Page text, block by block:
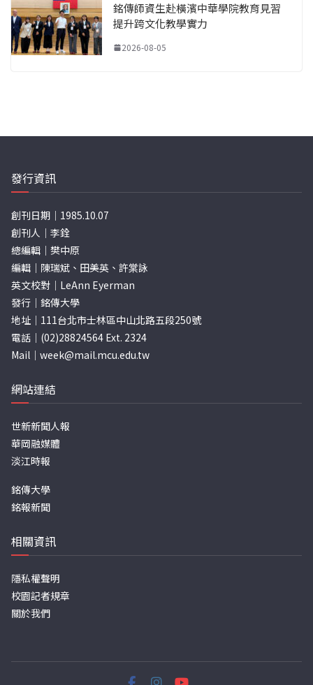
銘傳師資生赴橫濱中華學院教育見習
提升跨文化教學實力
2026-08-05
發行資訊
創刊日期｜1985.10.07
創刊人｜李銓
總編輯｜樊中原
編輯｜陳瑞斌、田美英、許棠詠
英文校對｜LeAnn Eyerman
發行｜銘傳大學
地址｜111台北市士林區中山北路五段250號
電話｜(02)28824564 Ext. 2324
Mail｜ week@mail.mcu.edu.tw
網站連結
世新新聞人報
華岡融媒體
淡江時報
銘傳大學
銘報新聞
相關資訊
隱私權聲明
校園記者規章
關於我們